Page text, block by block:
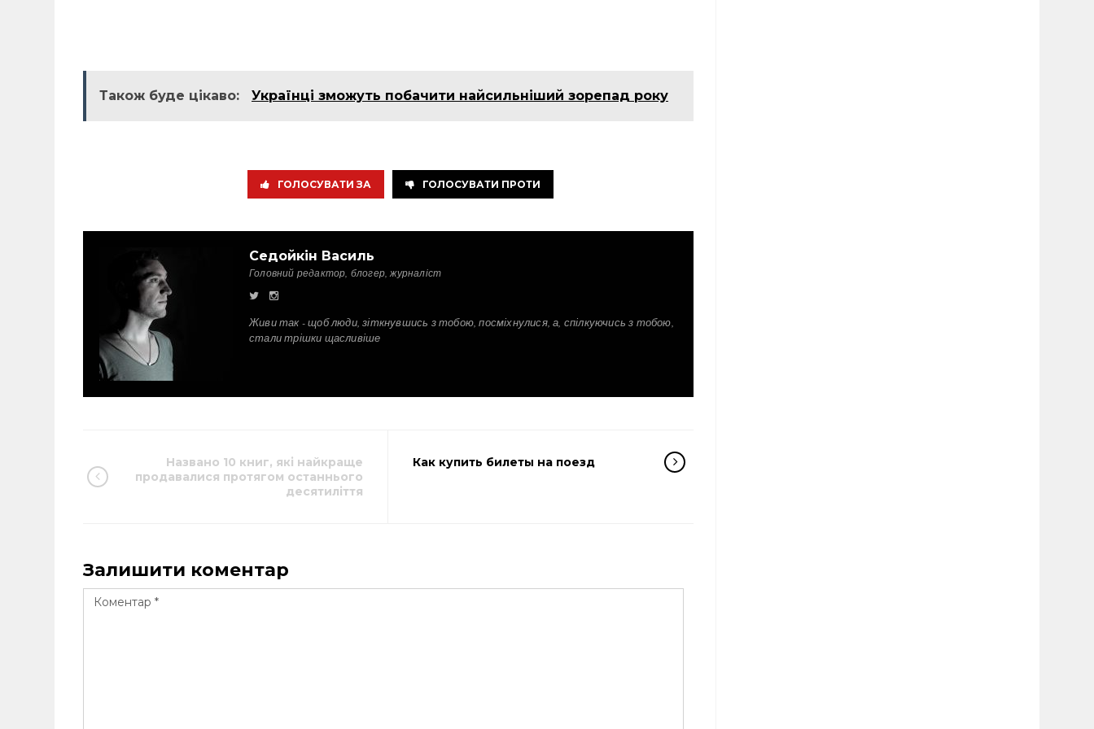
Також буде цікаво: Українці зможуть побачити найсильніший зорепад року
ГОЛОСУВАТИ ЗА ГОЛОСУВАТИ ПРОТИ
Седойкін Василь
Головний редактор, блогер, журналіст
Живи так - щоб люди, зіткнувшись з тобою, посміхнулися, а, спілкуючись з тобою,
стали трішки щасливіше
Названо 10 книг, які найкраще
продавалися протягом останнього
десятиліття
Как купить билеты на поезд
Залишити коментар